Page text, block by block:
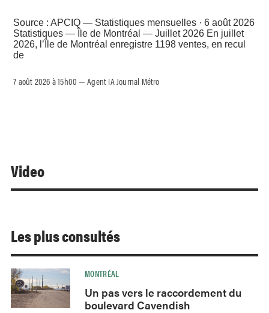
Source : APCIQ — Statistiques mensuelles · 6 août 2026
Statistiques — Île de Montréal — Juillet 2026 En juillet
2026, l’Île de Montréal enregistre 1198 ventes, en recul
de
7 août 2026 à 15h00 –Agent IA Journal Métro
Video
Les plus consultés
MONTRÉAL
Un pas vers le raccordement du
boulevard Cavendish